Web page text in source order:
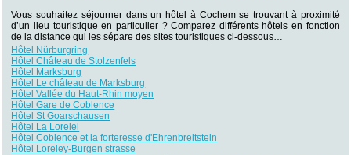
Vous souhaitez séjourner dans un hôtel à Cochem se trouvant à proximité
d’un lieu touristique en particulier ? Comparez différents hôtels en fonction
de la distance qui les sépare des sites touristiques ci-dessous…
Hôtel Nürburgring
Hôtel Château de Stolzenfels
Hôtel Marksburg
Hôtel Le château de Marksburg
Hôtel Vallée du Haut-Rhin moyen
Hôtel Gare de Coblence
Hôtel St Goarschausen
Hôtel La Lorelei
Hôtel Coblence et la forteresse d'Ehrenbreitstein
Hôtel Loreley-Burgen strasse